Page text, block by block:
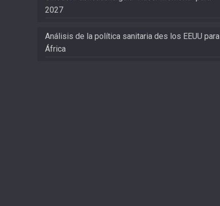
2027
Análisis de la política sanitaria des los EEUU para
África